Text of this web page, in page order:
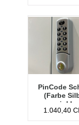
PinCode
(Farbe
inkl.
Typ 1
1.040,40